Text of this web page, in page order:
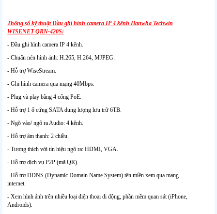
Thông số kỹ thuật Đầu ghi hình camera IP 4 kênh Hanwha Techwin
WISENET QRN-420S:
- Đầu ghi hình camera IP 4 kênh.
- Chuẩn nén hình ảnh: H.265, H.264, MJPEG.
- Hỗ trợ WiseStream.
- Ghi hình camera qua mạng 40Mbps.
- Plug và play bằng 4 cổng PoE.
- Hỗ trợ 1 ổ cứng SATA dung lượng lưu trữ 6TB.
- Ngõ vào/ ngõ ra Audio: 4 kênh.
- Hỗ trợ âm thanh: 2 chiều.
- Tương thích với tín hiệu ngõ ra: HDMI, VGA.
- Hỗ trợ dịch vụ P2P (mã QR).
- Hỗ trợ DDNS (Dynamic Domain Name System) tên miền xem qua mạng
internet.
- Xem hình ảnh trên nhiều loại điện thoại di động, phần mềm quan sát (iPhone,
Androids).